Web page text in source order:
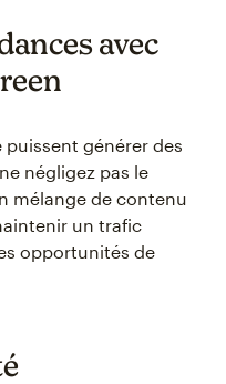
avec
puissent générer des
négligez pas le
mélange de contenu
un trafic
opportunités de